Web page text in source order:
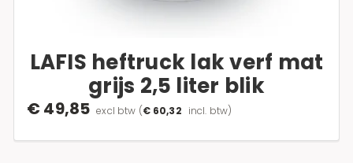
LAFIS heftruck lak verf mat
grijs 2,5 liter blik
€ 49,85 excl btw (€ 60,32 incl. btw)